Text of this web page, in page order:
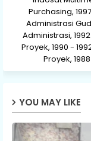
Purchasing,
Administrasi
Administrasi,
Proyek, 1990 -
Proyek,
YOU MAY LIKE